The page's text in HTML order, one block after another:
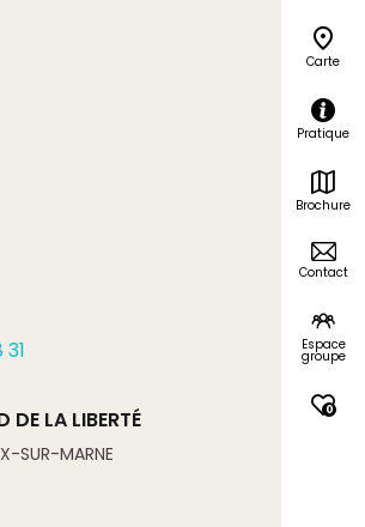
Carte
Pratique
Brochure
Contact
Espace
groupe
0
DE LA LIBERTÉ
SUR-MARNE